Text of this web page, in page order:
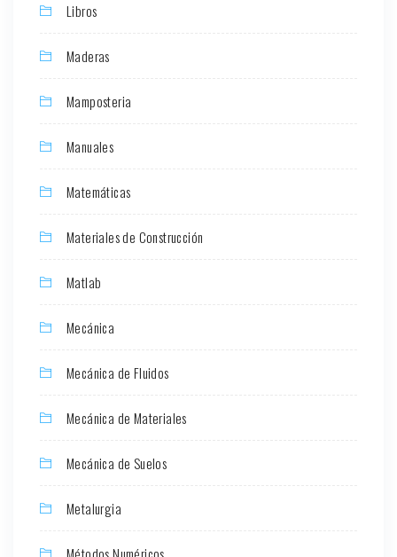
Libros
Maderas
Mamposteria
Manuales
Matemáticas
Materiales de Construcción
Matlab
Mecánica
Mecánica de Fluidos
Mecánica de Materiales
Mecánica de Suelos
Metalurgia